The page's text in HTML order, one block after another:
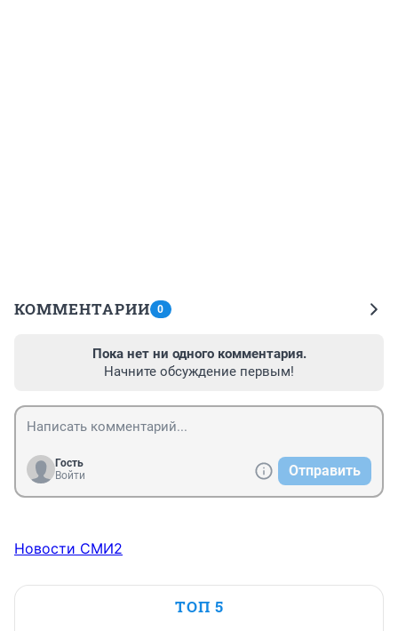
КОММЕНТАРИИ 0
Пока нет ни одного комментария.
Начните обсуждение первым!
Гость
Войти
Отправить
Новости СМИ2
ТОП 5